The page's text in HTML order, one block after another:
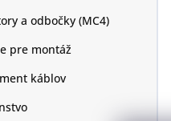
a odbočky (MC4)
pre montáž
káblov